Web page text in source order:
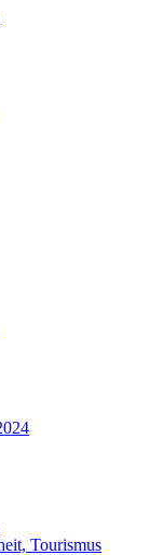
Tourismus